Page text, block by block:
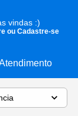
vindas :)
ou Cadastre-se